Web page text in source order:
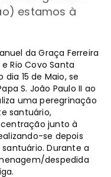
estamos à
da Graça Ferreira
Rio Covo Santa
15 de Maio, se
S. João Paulo II ao
uma peregrinação
santuário,
junto à
se depois
Durante a
despedida